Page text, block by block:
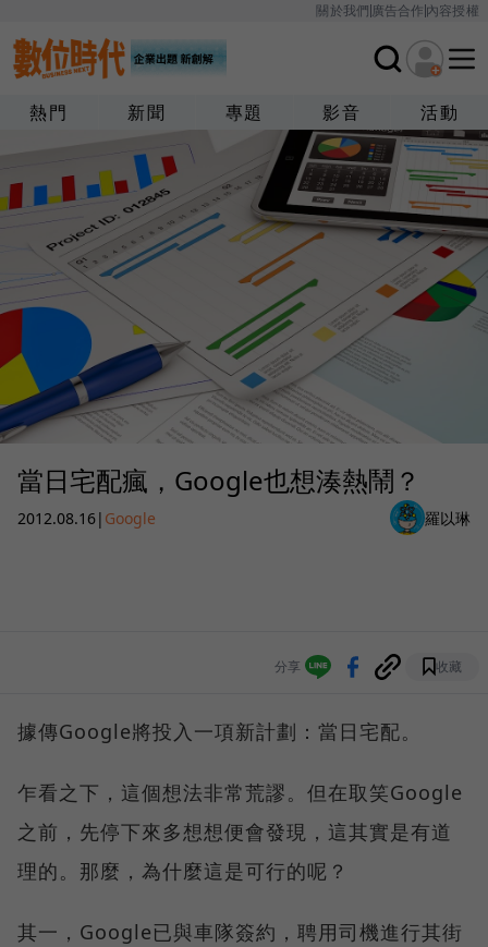
關於我們廣告合作內容授權
熱門 新聞 專題 影音 活動
當日宅配瘋，Google也想湊熱鬧？
2012.08.16| Google 羅以琳
分享 收藏
據傳Google將投入一項新計劃：當日宅配。
乍看之下，這個想法非常荒謬。但在取笑Google
之前，先停下來多想想便會發現，這其實是有道
理的。那麼，為什麼這是可行的呢？
其一，Google已與車隊簽約，聘用司機進行其街